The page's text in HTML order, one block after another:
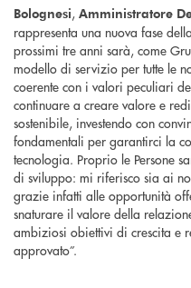
Bolognesi, Amministratore
rappresenta una nuova fase
prossimi tre anni sarà, come
modello di servizio per tutte le
coerente con i valori peculiari
continuare a creare valore e
sostenibile, investendo con
fondamentali per garantirci la
tecnologia. Proprio le Persone
di sviluppo: mi riferisco sia ai
grazie infatti alle opportunità
snaturare il valore della
ambiziosi obiettivi di crescita e
approvato”.